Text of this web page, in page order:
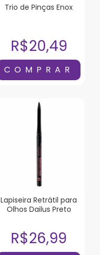
Trio de Pinças Enox
R$20,49
Lapiseira Retrátil para
Olhos Dailus Preto
R$26,99